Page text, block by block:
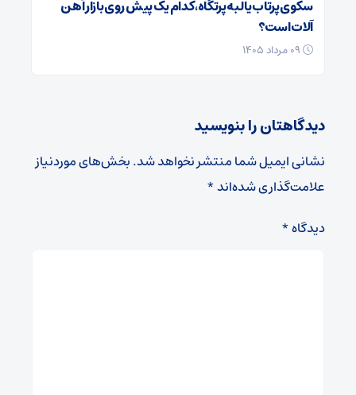
سکوی پرتاب یا لبه‌ پرتگاه، کدام یک پیش روی بازار آهن
آلات است؟
دیدگاهتان را بنویسید
نشانی ایمیل شما منتشر نخواهد شد.بخش‌های موردنیاز
علامت‌گذاری شده‌اند*
دیدگاه*